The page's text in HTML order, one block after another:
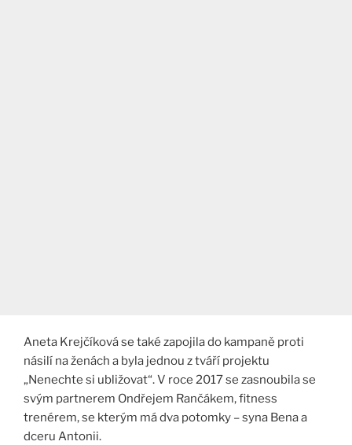
Aneta Krejčíková se také zapojila do kampaně proti
násilí na ženách a byla jednou z tváří projektu
„Nenechte si ubližovat“. V roce 2017 se zasnoubila se
svým partnerem Ondřejem Rančákem, fitness
trenérem, se kterým má dva potomky – syna Bena a
dceru Antonii.